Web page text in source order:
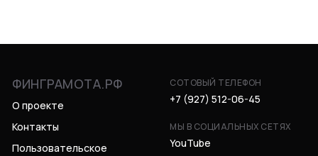
ФИНГРАМОТА.РФ
О проекте
Контакты
Пользовательское
СОТОВЫЙ ТЕЛЕФОН
+7 (927) 512-06-45
МЫ В СОЦИАЛЬНЫХ СЕТЯХ
YouTube